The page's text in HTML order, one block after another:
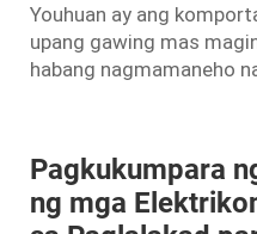
Youhuan ay ang
upang gawing mas
habang nagmamaneho
Pagkukumpara
ng mga